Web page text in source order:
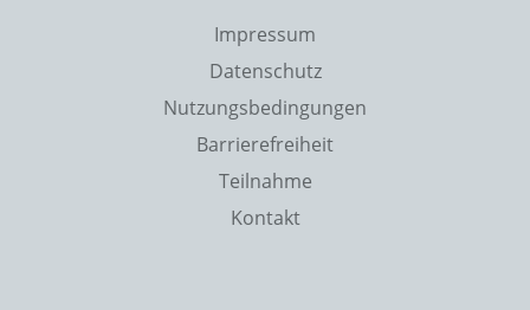
Impressum
Datenschutz
Nutzungsbedingungen
Barrierefreiheit
Teilnahme
Kontakt